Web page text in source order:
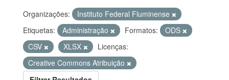
Organizações:
Instituto Federal Fluminense
Etiquetas:
Administração Formatos:
ODS
CSV
XLSX
Licenças:
Creative Commons Atribuição